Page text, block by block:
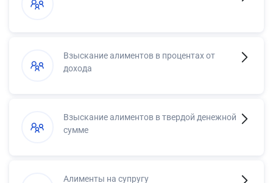
Взыскание алиментов в процентах от
дохода
Взыскание алиментов в твердой денежной
сумме
Алименты на супругу